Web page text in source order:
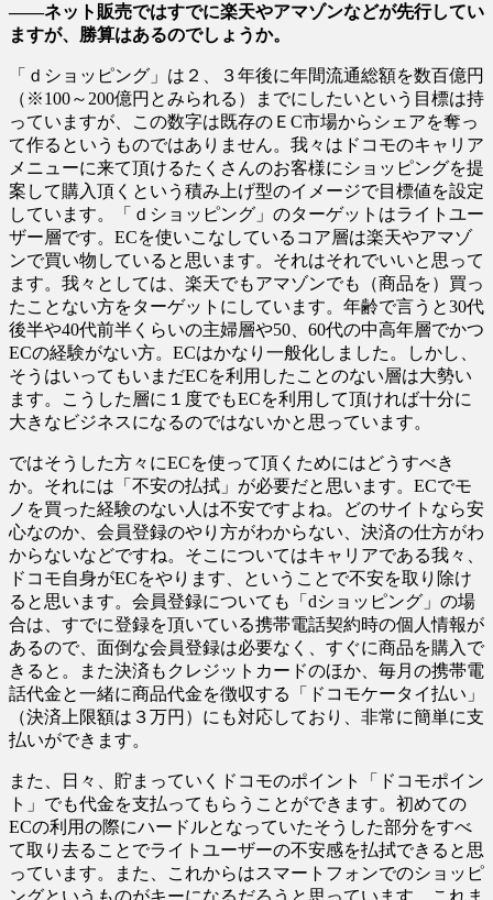
――ネット販売ではすでに楽天やアマゾンなどが先行してい
ますが、勝算はあるのでしょうか。
「ｄショッピング」は２、３年後に年間流通総額を数百億円
（※100～200億円とみられる）までにしたいという目標は持
っていますが、この数字は既存のＥC市場からシェアを奪っ
て作るというものではありません。我々はドコモのキャリア
メニューに来て頂けるたくさんのお客様にショッピングを提
案して購入頂くという積み上げ型のイメージで目標値を設定
しています。「ｄショッピング」のターゲットはライトユー
ザー層です。ECを使いこなしているコア層は楽天やアマゾ
ンで買い物していると思います。それはそれでいいと思って
ます。我々としては、楽天でもアマゾンでも（商品を）買っ
たことない方をターゲットにしています。年齢で言うと30代
後半や40代前半くらいの主婦層や50、60代の中高年層でかつ
ECの経験がない方。ECはかなり一般化しました。しかし、
そうはいってもいまだECを利用したことのない層は大勢い
ます。こうした層に１度でもECを利用して頂ければ十分に
大きなビジネスになるのではないかと思っています。
ではそうした方々にECを使って頂くためにはどうすべき
か。それには「不安の払拭」が必要だと思います。ECでモ
ノを買った経験のない人は不安ですよね。どのサイトなら安
心なのか、会員登録のやり方がわからない、決済の仕方がわ
からないなどですね。そこについてはキャリアである我々、
ドコモ自身がECをやります、ということで不安を取り除け
ると思います。会員登録についても「dショッピング」の場
合は、すでに登録を頂いている携帯電話契約時の個人情報が
あるので、面倒な会員登録は必要なく、すぐに商品を購入で
きると。また決済もクレジットカードのほか、毎月の携帯電
話代金と一緒に商品代金を徴収する「ドコモケータイ払い」
（決済上限額は３万円）にも対応しており、非常に簡単に支
払いができます。
また、日々、貯まっていくドコモのポイント「ドコモポイン
ト」でも代金を支払ってもらうことができます。初めての
ECの利用の際にハードルとなっていたそうした部分をすべ
て取り去ることでライトユーザーの不安感を払拭できると思
っています。また、これからはスマートフォンでのショッピ
ングというものがキーになるだろうと思っています。これま